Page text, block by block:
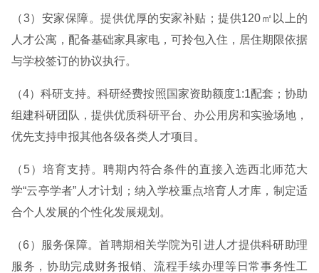
（3）安家保障。提供优厚的安家补贴；提供120㎡以上的
人才公寓，配备基础家具家电，可拎包入住，居住期限依据
与学校签订的协议执行。
（4）科研支持。科研经费按照国家资助额度1:1配套；协助
组建科研团队，提供优质科研平台、办公用房和实验场地，
优先支持申报其他各级各类人才项目。
（5）培育支持。聘期内符合条件的直接入选西北师范大
学“云亭学者”人才计划；纳入学校重点培育人才库，制定适
合个人发展的个性化发展规划。
（6）服务保障。首聘期相关学院为引进人才提供科研助理
服务，协助完成财务报销、流程手续办理等日常事务性工